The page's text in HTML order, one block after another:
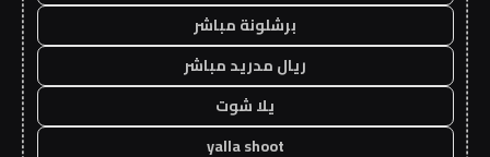
برشلونة مباشر
ريال مدريد مباشر
يلا شوت
yalla shoot